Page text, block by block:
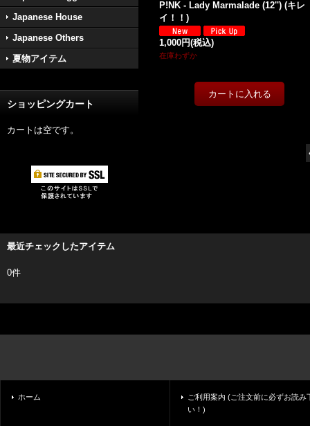
Japanese House
Japanese Others
夏物アイテム
ショッピングカート
カートは空です。
P!NK - Lady Marmalade (12'') (キレ
イ！！)
1,000円(税込)
在庫わずか
最近チェックしたアイテム
0件
ホーム
ご利用案内 (ご注文前に必ずお読み
い！)